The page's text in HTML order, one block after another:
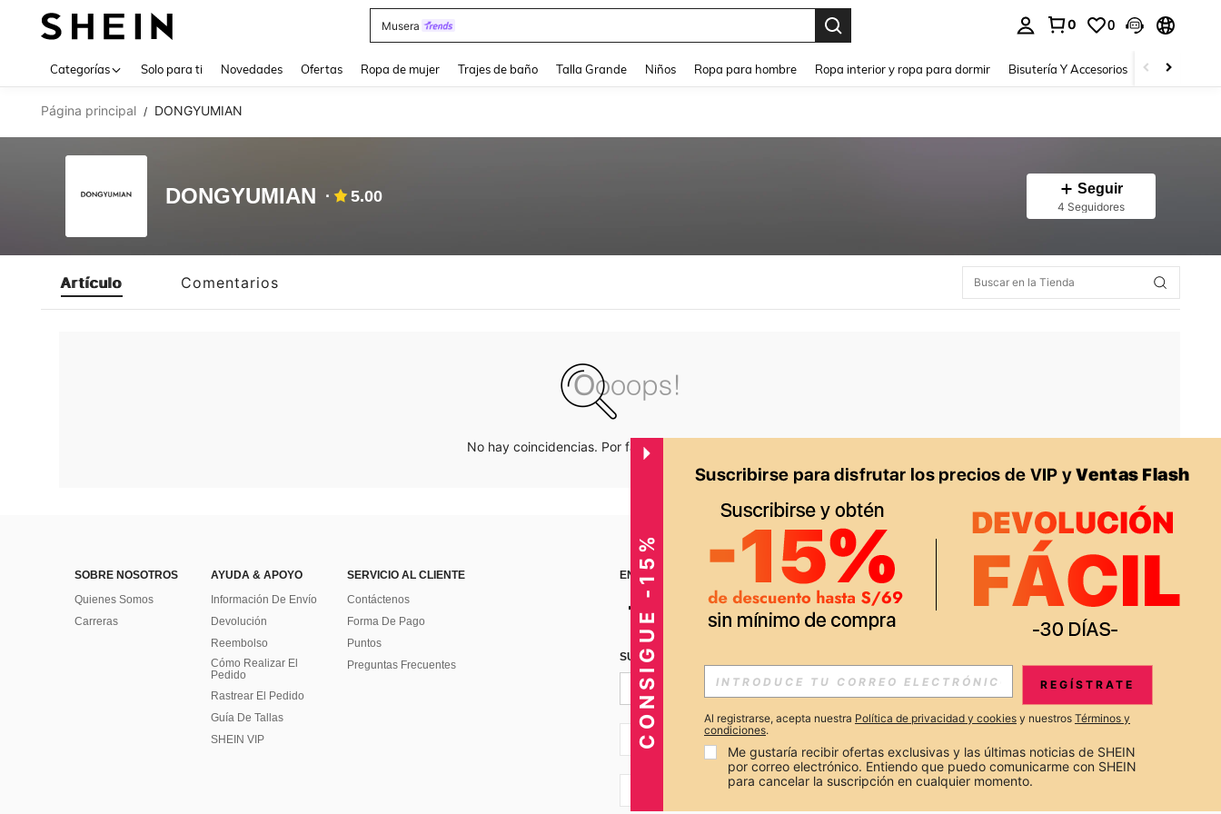
Musera
0 0
Categorías Solo para ti Novedades Ofertas Ropa de mujer Trajes de baño Talla Grande Niños Ropa para hombre Ropa interior y ropa para dormir Bisutería Y Accesorios Zapatos
Página principal / DONGYUMIAN
DONGYUMIAN 5.00 Seguir
4 Seguidores
Artículo Comentarios
No hay coincidencias. Por favor inténtalo de nuevo.
SOBRE NOSOTROS
Quienes Somos
Carreras
AYUDA & APOYO
Información De Envío
Devolución
Reembolso
Cómo Realizar El
Pedido
Rastrear El Pedido
Guía De Tallas
SHEIN VIP
SERVICIO AL CLIENTE
Contáctenos
Forma De Pago
Puntos
Preguntas Frecuentes
ENCUÉNTRANOS EN APP
SUSCRÍBETE PARA RECIBIR OFERTAS EXCLUSIVAS, PROMOCIONES Y NOTICIAS DE SHEIN
Suscribir
PE + 51
CONSIGUE -15% REGÍSTRATE
Al registrarse, acepta nuestra Política de privacidad y cookies y nuestros Términos y
condiciones.
Me gustaría recibir ofertas exclusivas y las últimas noticias de SHEIN
por correo electrónico. Entiendo que puedo comunicarme con SHEIN
para cancelar la suscripción en cualquier momento.